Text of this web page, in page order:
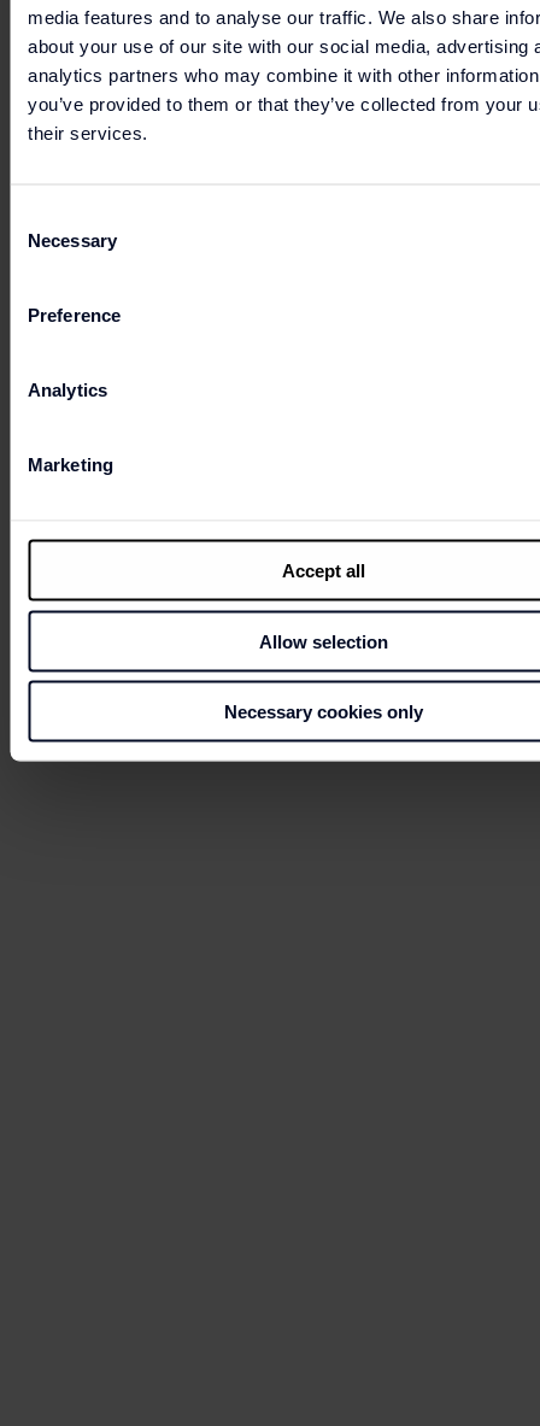
media features and to analyse our traffic. We also share
about your use of our site with our social media, advertising
analytics partners who may combine it with other
you’ve provided to them or that they’ve collected from your
their services.
Selection
Necessary
Preference
Analytics
Marketing
Accept all
Allow selection
Necessary cookies only